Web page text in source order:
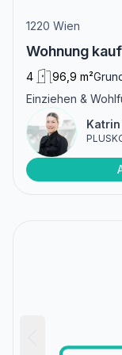
1220 Wien
Wohnung
4 96,9 m²
Einziehen &
Katrin